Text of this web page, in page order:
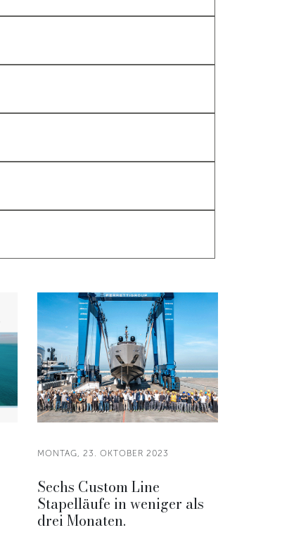
MONTAG, 23. OKTOBER 2023
Sechs Custom Line
Stapelläufe in weniger als
drei Monaten.